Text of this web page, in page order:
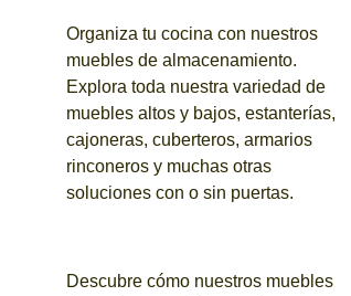
Organiza tu cocina con nuestros
muebles de almacenamiento.
Explora toda nuestra variedad de
muebles altos y bajos, estanterías,
cajoneras, cuberteros, armarios
rinconeros y muchas otras
soluciones con o sin puertas.
Descubre cómo nuestros muebles